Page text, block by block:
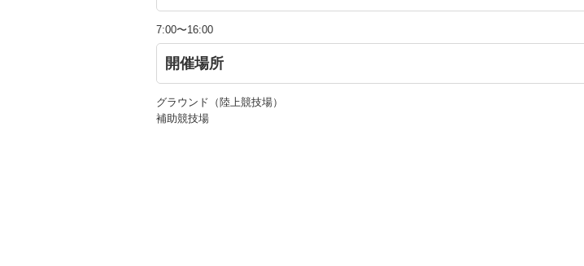
7:00〜16:00
開催場所
グラウンド（陸上競技場）
補助競技場